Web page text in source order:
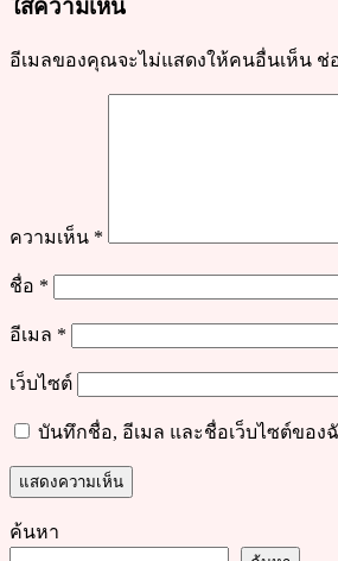
ใส่ความเห็น
อีเมลของคุณจะไม่แสดงให้คนอื่นเห็น ช่
ความเห็น *
ชื่อ *
อีเมล *
เว็บไซต์
บันทึกชื่อ, อีเมล และชื่อเว็บไซต์ของ
ค้นหา